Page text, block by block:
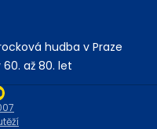
hudba v Praze
až 80. let